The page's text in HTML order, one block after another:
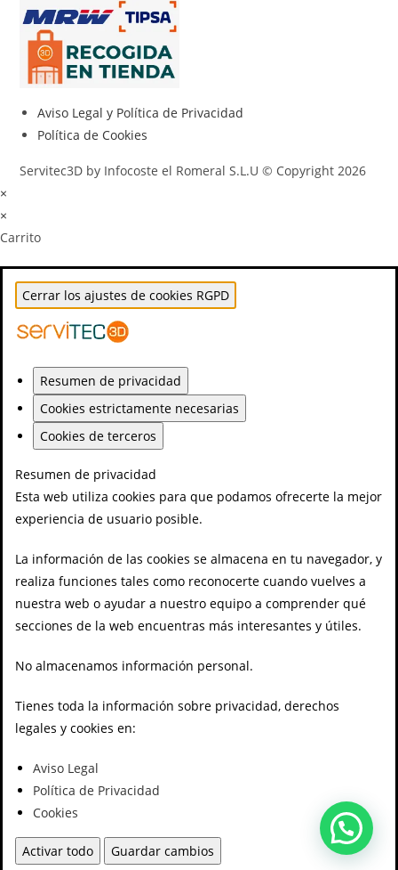
Aviso Legal y Política de Privacidad
Política de Cookies
Servitec3D by Infocoste el Romeral S.L.U © Copyright 2026
×
×
Carrito
Cerrar los ajustes de cookies RGPD
Resumen de privacidad
Cookies estrictamente necesarias
Cookies de terceros
Resumen de privacidad
Esta web utiliza cookies para que podamos ofrecerte la mejor
experiencia de usuario posible.
La información de las cookies se almacena en tu navegador, y
realiza funciones tales como reconocerte cuando vuelves a
nuestra web o ayudar a nuestro equipo a comprender qué
secciones de la web encuentras más interesantes y útiles.
No almacenamos información personal.
Tienes toda la información sobre privacidad, derechos
legales y cookies en:
Aviso Legal
Política de Privacidad
Cookies
Activar todo Guardar cambios